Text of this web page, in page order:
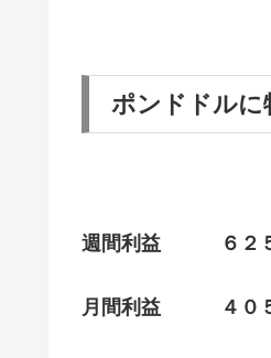
ポンドドルに
週間利益 ６２５
月間利益 ４０５